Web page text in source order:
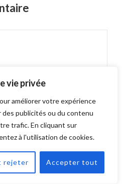
vie privée
améliorer votre expérience
publicités ou du contenu
trafic. En cliquant sur
à l'utilisation de cookies.
rejeter Accepter tout